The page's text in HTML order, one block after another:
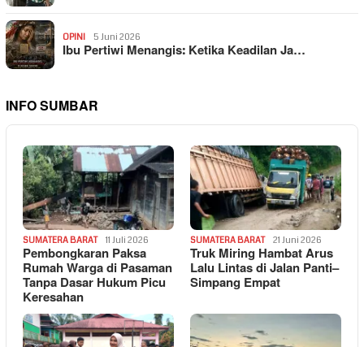
OPINI 5 Juni 2026
Ibu Pertiwi Menangis: Ketika Keadilan Ja…
INFO SUMBAR
SUMATERA BARAT 11 Juli 2026
Pembongkaran Paksa
Rumah Warga di Pasaman
Tanpa Dasar Hukum Picu
Keresahan
SUMATERA BARAT 21 Juni 2026
Truk Miring Hambat Arus
Lalu Lintas di Jalan Panti–
Simpang Empat